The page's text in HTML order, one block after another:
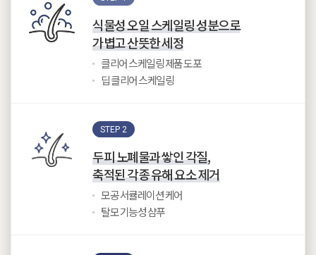
식물성 오일 스케일링 성분으로
가볍고 산뜻한 세정
클리어 스케일링 제품 도포
딥 클리어 스케일링
STEP 2
두피 노폐물과 쌓인 각질,
축적된 각종 유해 요소 제거
모공 서큘레이션 케어
탈모 기능성 샴푸